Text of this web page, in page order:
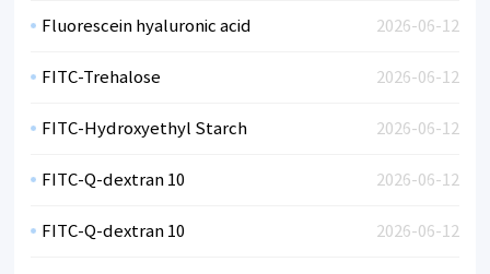
2026-06-12
Fluorescein hyaluronic acid
2026-06-12
FITC-Trehalose
2026-06-12
FITC-Hydroxyethyl Starch
2026-06-12
FITC-Q-dextran 10
2026-06-12
FITC-Q-dextran 10